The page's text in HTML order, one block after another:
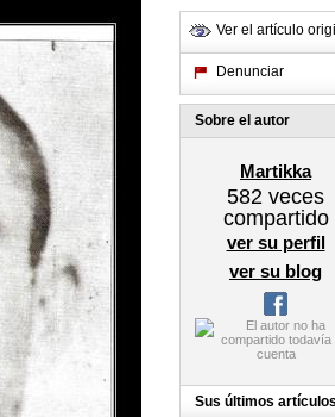
Ver el artículo
Denunciar
Sobre el autor
Martikka
582 veces
compartido
ver su perfil
ver su blog
Sus últimos